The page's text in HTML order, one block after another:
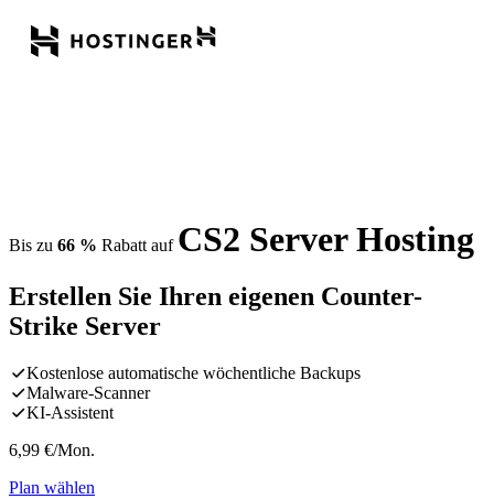
Bis zu 66 % Rabatt auf CS2 Server Hosting
Erstellen Sie Ihren eigenen Counter-
Strike Server
Kostenlose automatische wöchentliche Backups
Malware-Scanner
KI-Assistent
6,99 €/Mon.
Plan wählen